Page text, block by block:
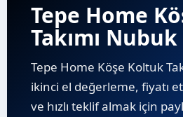
Tepe Home
Takımı Nubuk
Tepe Home Köşe Koltuk
ikinci el değerleme, fiyatı
ve hızlı teklif almak için